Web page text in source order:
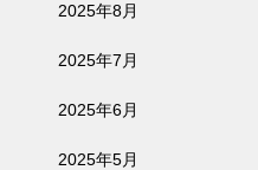
2025年8月
2025年7月
2025年6月
2025年5月